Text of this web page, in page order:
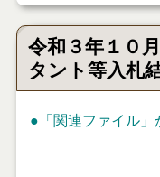
令和３年１０
タント等入札
● 「関連ファイル」